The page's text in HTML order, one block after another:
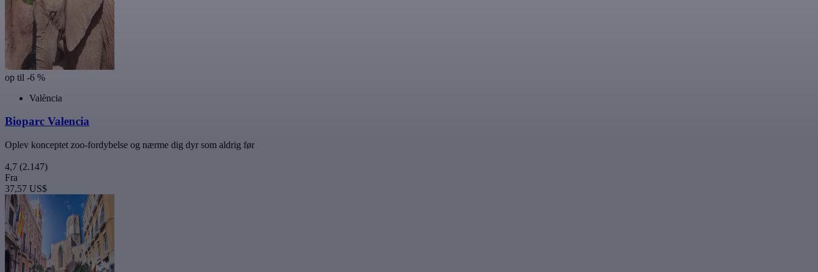
op til -6 %
València
Bioparc Valencia
Oplev konceptet zoo-fordybelse og nærme dig dyr som aldrig før
4,7 (2.147)
Fra
37,57 US$